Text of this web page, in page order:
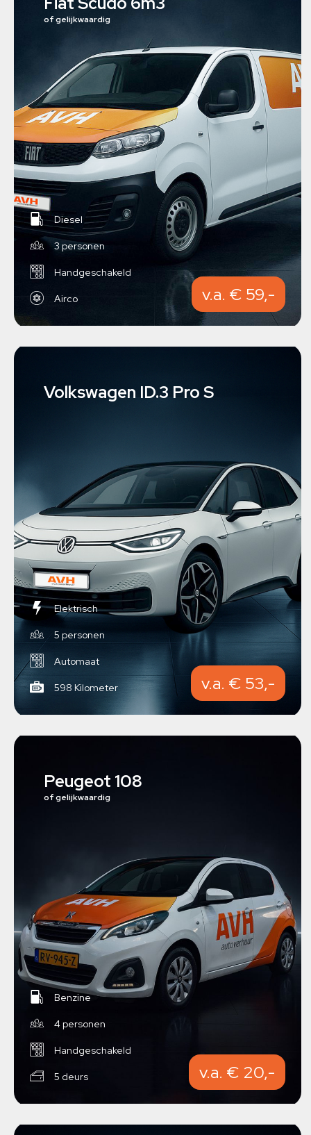
of gelijkwaardig
Diesel
3 personen
Handgeschakeld
Airco v.a. € 59,-
Volkswagen ID.3 Pro S
Elektrisch
5 personen
Automaat
598 Kilometer v.a. € 53,-
Peugeot 108
of gelijkwaardig
Benzine
4 personen
Handgeschakeld
5 deurs v.a. € 20,-